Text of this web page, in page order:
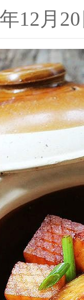
12月